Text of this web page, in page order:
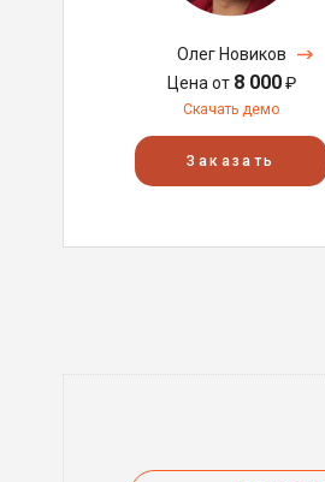
Олег Новиков
Цена от 8 000₽
Скачать демо
Заказать